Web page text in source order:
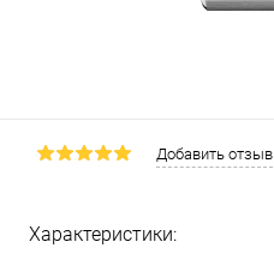
Добавить отзыв
Характеристики: